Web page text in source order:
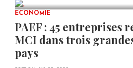
0 COMMENTS
ECONOMIE
PAEF : 45 entreprises
MCI dans trois
pays